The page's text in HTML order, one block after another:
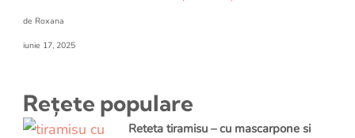
de Roxana
iunie 17, 2025
Rețete populare
Reteta tiramisu – cu mascarpone si